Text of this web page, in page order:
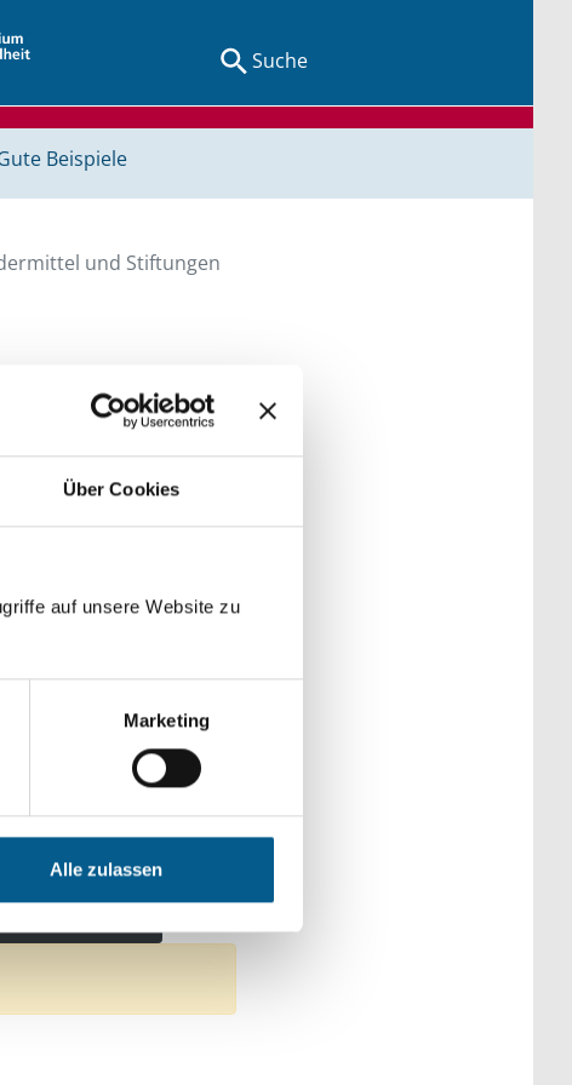
Über Cookies
auf unsere Website zu
Marketing
Alle zulassen
Suche
Beispiele
und Stiftungen
Sie direkt über
bitte die Groß- und
Kategorien
& Kultur